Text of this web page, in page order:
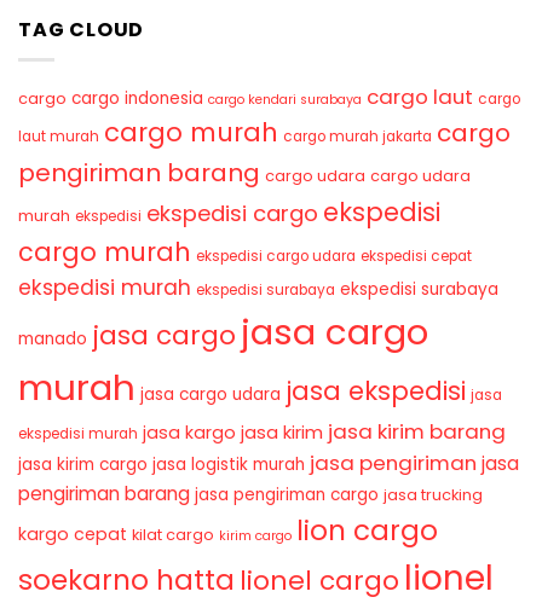
TAG CLOUD
cargo cargo indonesia cargo kendari surabaya cargo laut cargo
laut murah cargo murah cargo murah jakarta cargo
pengiriman barang cargo udara cargo udara
murah ekspedisi ekspedisi cargo ekspedisi
cargo murah ekspedisi cargo udara ekspedisi cepat
ekspedisi murah ekspedisi surabaya ekspedisi surabaya
manado jasa cargo jasa cargo
murah jasa cargo udara jasa ekspedisi jasa
ekspedisi murah jasa kargo jasa kirim jasa kirim barang
jasa kirim cargo jasa logistik murah jasa pengiriman jasa
pengiriman barang jasa pengiriman cargo jasa trucking
kargo cepat kilat cargo kirim cargo lion cargo
soekarno hatta lionel cargo lionel